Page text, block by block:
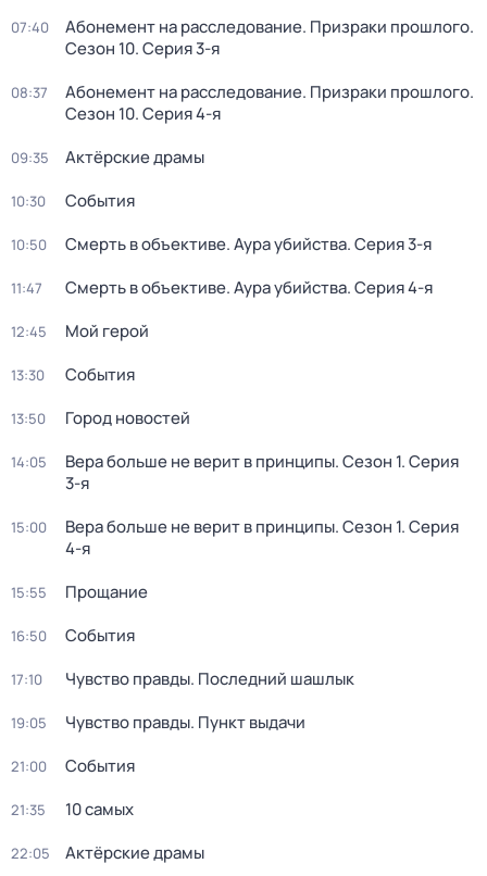
07:40 Абонемент на расследование. Призраки прошлого.
Сезон 10. Серия 3-я
08:37 Абонемент на расследование. Призраки прошлого.
Сезон 10. Серия 4-я
09:35 Актёрские драмы
10:30 События
10:50 Смерть в объективе. Аура убийства. Серия 3-я
11:47 Смерть в объективе. Аура убийства. Серия 4-я
12:45 Мой герой
13:30 События
13:50 Город новостей
14:05 Вера больше не верит в принципы. Сезон 1. Серия
3-я
15:00 Вера больше не верит в принципы. Сезон 1. Серия
4-я
15:55 Прощание
16:50 События
17:10 Чувство правды. Последний шашлык
19:05 Чувство правды. Пункт выдачи
21:00 События
21:35 10 самых
22:05 Актёрские драмы